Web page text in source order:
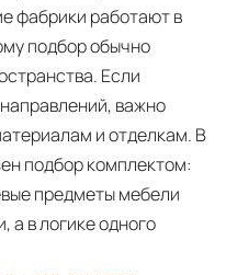
фабрики работают в
подбор обычно
Если
важно
и отделкам. В
подбор комплектом:
предметы мебели
а в логике одного